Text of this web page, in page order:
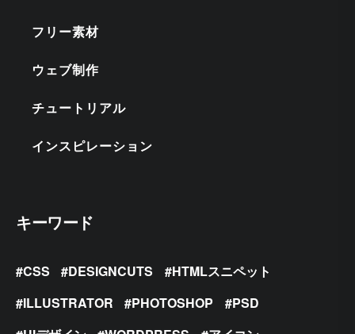
フリー素材
ウェブ制作
チュートリアル
インスピレーション
キーワード
CSS DESIGNCUTS
HTMLスニペット
ILLUSTRATOR
PHOTOSHOP
PSD